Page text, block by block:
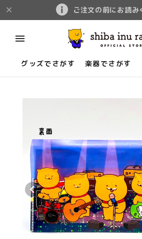
ご注文の前にお読み
グッズでさがす 楽器でさがす